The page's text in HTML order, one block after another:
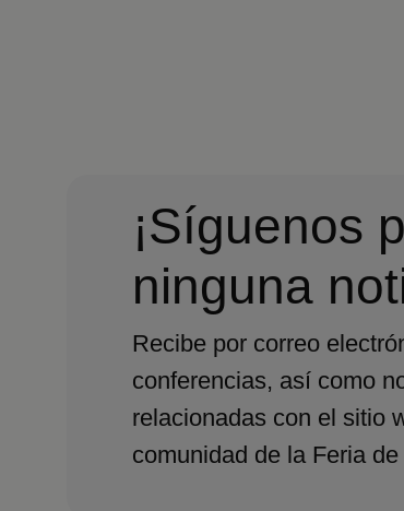
¡Síguenos
ninguna
Recibe por correo
conferencias, así como
relacionadas con el sitio
comunidad de la Feria